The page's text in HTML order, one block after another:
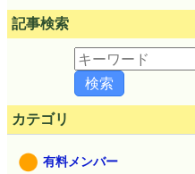
記事検索
カテゴリ
有料メンバー